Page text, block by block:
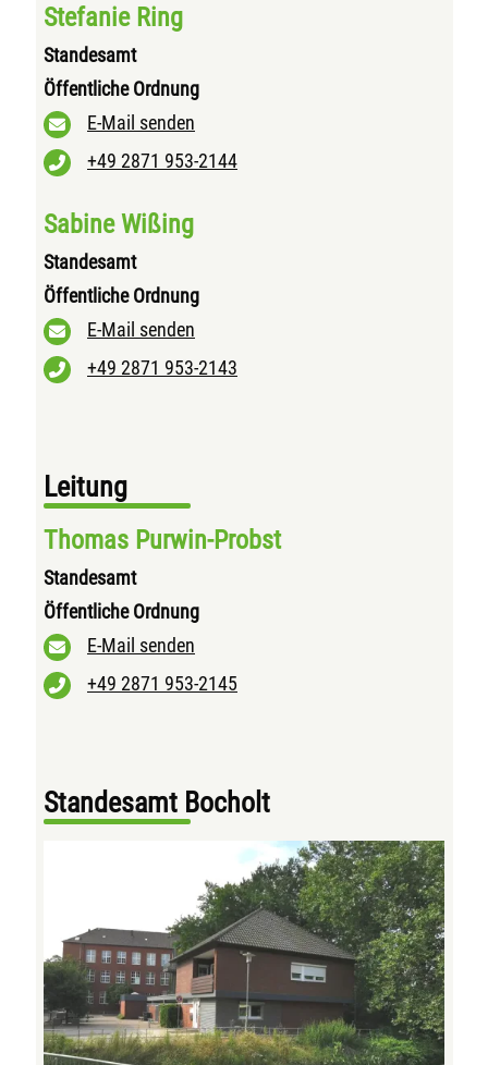
Stefanie Ring
Standesamt
Öffentliche Ordnung
E-Mail senden
+49 2871 953-2144
Sabine Wißing
Standesamt
Öffentliche Ordnung
E-Mail senden
+49 2871 953-2143
Leitung
Thomas Purwin-Probst
Standesamt
Öffentliche Ordnung
E-Mail senden
+49 2871 953-2145
Standesamt Bocholt